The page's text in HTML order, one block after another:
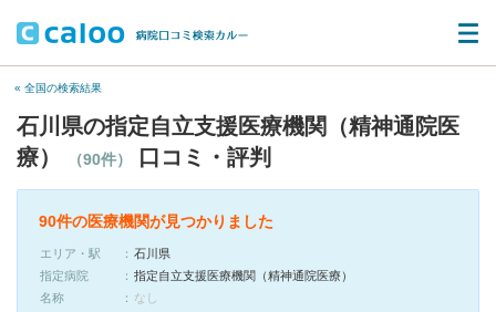
« 全国の検索結果
石川県の指定自立支援医療機関（精神通院医
療）
（90件） 口コミ・評判
90件の医療機関が見つかりました
エリア・駅
石川県
指定病院
指定自立支援医療機関（精神通院医療）
名称
なし